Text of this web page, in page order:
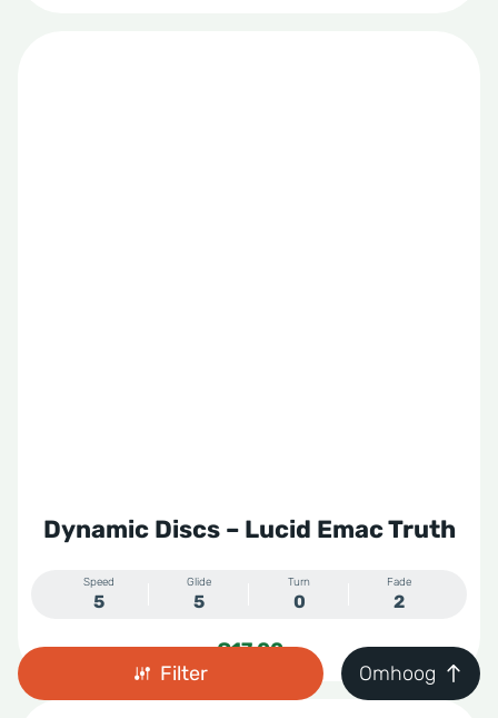
Dynamic Discs – Lucid Emac Truth
Speed
5
Glide
5
Turn
0
Fade
2
€17,00
Filter
Omhoog